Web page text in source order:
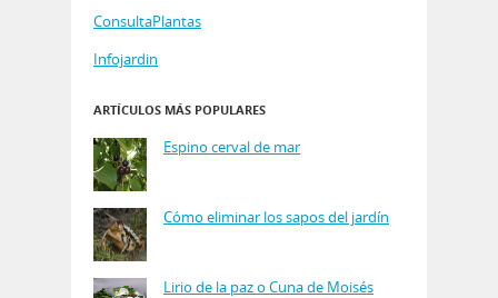
ConsultaPlantas
Infojardin
ARTÍCULOS MÁS POPULARES
Espino cerval de mar
Cómo eliminar los sapos del jardín
Lirio de la paz o Cuna de Moisés